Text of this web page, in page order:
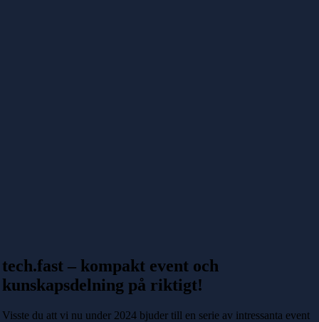
tech.fast – kompakt event och
kunskapsdelning på riktigt!
Visste du att vi nu under 2024 bjuder till en serie av intressanta event